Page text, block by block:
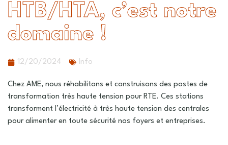
HTB/HTA, c’est notre
domaine !
12/20/2024 Info
Chez AME, nous réhabilitons et construisons des postes de
transformation très haute tension pour RTE. Ces stations
transforment l’électricité à très haute tension des centrales
pour alimenter en toute sécurité nos foyers et entreprises.